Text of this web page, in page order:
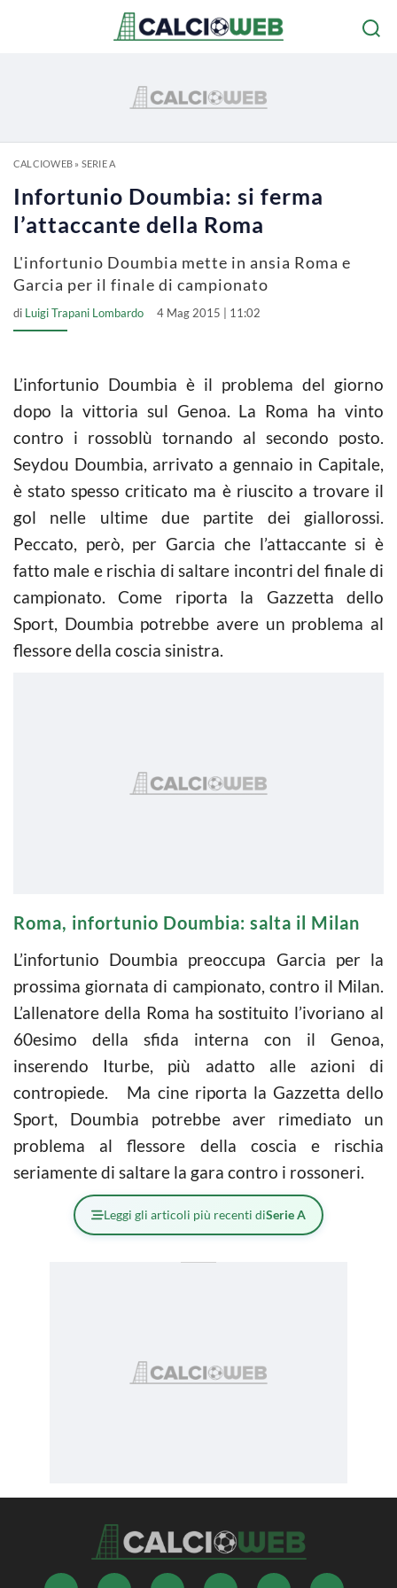
CALCIOWEB» SERIE A
Infortunio Doumbia: si ferma
l’attaccante della Roma
L'infortunio Doumbia mette in ansia Roma e
Garcia per il finale di campionato
di Luigi Trapani Lombardo 4 Mag 2015 | 11:02
L’infortunio Doumbia è il problema del giorno
dopo la vittoria sul Genoa. La Roma ha vinto
contro i rossoblù tornando al secondo posto.
Seydou Doumbia, arrivato a gennaio in Capitale,
è stato spesso criticato ma è riuscito a trovare il
gol nelle ultime due partite dei giallorossi.
Peccato, però, per Garcia che l’attaccante si è
fatto male e rischia di saltare incontri del finale di
campionato. Come riporta la Gazzetta dello
Sport, Doumbia potrebbe avere un problema al
flessore della coscia sinistra.
Roma, infortunio Doumbia: salta il Milan
L’infortunio Doumbia preoccupa Garcia per la
prossima giornata di campionato, contro il Milan.
L’allenatore della Roma ha sostituito l’ivoriano al
60esimo della sfida interna con il Genoa,
inserendo Iturbe, più adatto alle azioni di
contropiede. Ma cine riporta la Gazzetta dello
Sport, Doumbia potrebbe aver rimediato un
problema al flessore della coscia e rischia
seriamente di saltare la gara contro i rossoneri.
Leggi gli articoli più recenti diSerie A